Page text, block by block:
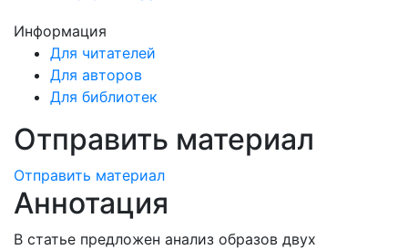
Информация
Для читателей
Для авторов
Для библиотек
Отправить материал
Отправить материал
Аннотация
В статье предложен анализ образов двух